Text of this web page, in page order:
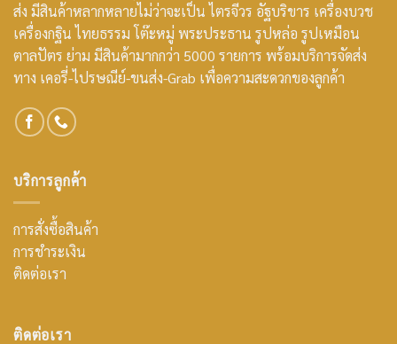
ส่ง มีสินค้าหลากหลายไม่ว่าจะเป็น ไตรจีวร อัฐบริขาร เครื่องบวช
เครื่องกฐิน ไทยธรรม โต๊ะหมู่ พระประธาน รูปหล่อ รูปเหมือน
ตาลปัตร ย่าม มีสินค้ามากกว่า 5000 รายการ พร้อมบริการจัดส่ง
ทาง เคอรี่-ไปรษณีย์-ขนส่ง-Grab เพื่อความสะดวกของลูกค้า
บริการลูกค้า
การสั่งซื้อสินค้า
การชำระเงิน
ติดต่อเรา
ติดต่อเรา